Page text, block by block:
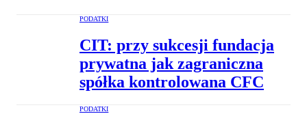
PODATKI
CIT: przy sukcesji fundacja
prywatna jak zagraniczna
spółka kontrolowana CFC
PODATKI